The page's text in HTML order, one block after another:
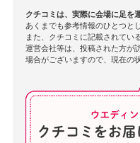
クチコミは、実際に会場に足を
あくまでも参考情報のひとつと
また、クチコミに記載されてい
運営会社等は、投稿された方が
場合がございますので、現在の